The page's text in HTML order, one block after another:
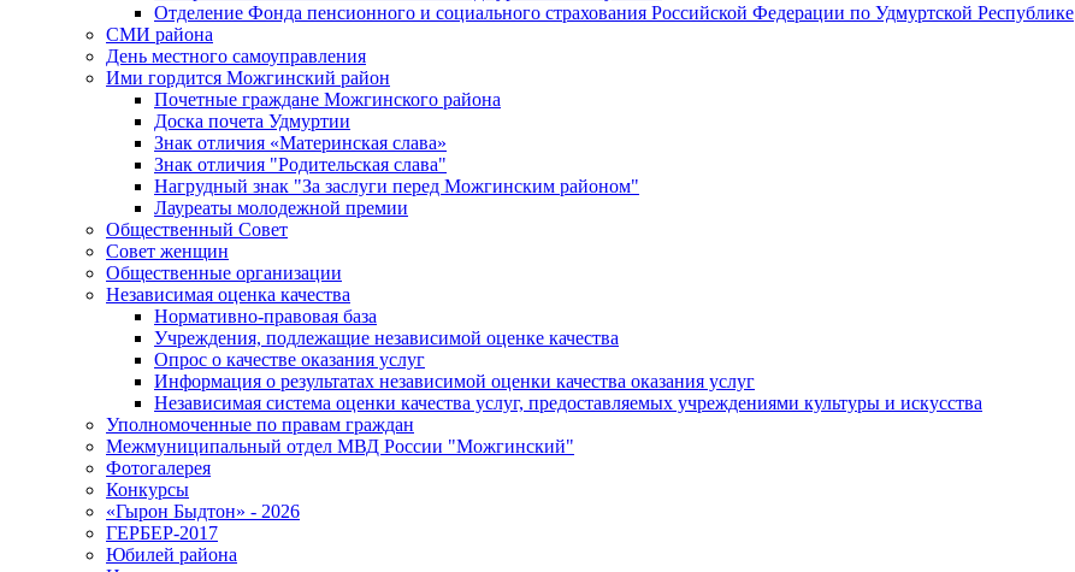
Отделение Фонда пенсионного и социального страхования Российской Федерации по Удмуртской Республике
СМИ района
День местного самоуправления
Ими гордится Можгинский район
Почетные граждане Можгинского района
Доска почета Удмуртии
Знак отличия «Материнская слава»
Знак отличия "Родительская слава"
Нагрудный знак "За заслуги перед Можгинским районом"
Лауреаты молодежной премии
Общественный Совет
Совет женщин
Общественные организации
Независимая оценка качества
Нормативно-правовая база
Учреждения, подлежащие независимой оценке качества
Опрос о качестве оказания услуг
Информация о результатах независимой оценки качества оказания услуг
Независимая система оценки качества услуг, предоставляемых учреждениями культуры и искусства
Уполномоченные по правам граждан
Межмуниципальный отдел МВД России "Можгинский"
Фотогалерея
Конкурсы
«Гырон Быдтон» - 2026
ГЕРБЕР-2017
Юбилей района